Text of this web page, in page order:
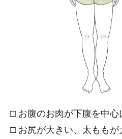
□ お腹のお肉が下腹を中心
□ お尻が大きい、太ももが